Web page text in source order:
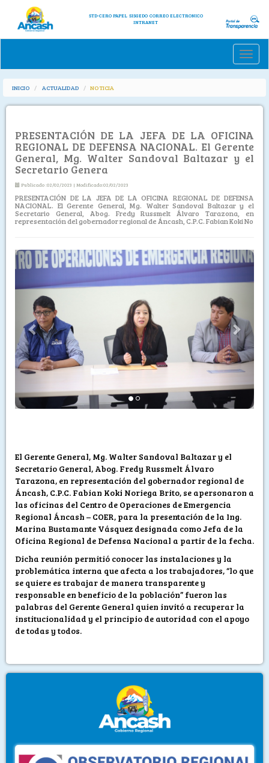
STD-CERO PAPEL SISGEDO CORREO ELECTRONICO
INTRANET
Toggle
INICIO ACTUALIDAD NOTICIA
PRESENTACIÓN DE LA JEFA DE LA OFICINA
REGIONAL DE DEFENSA NACIONAL. El Gerente
General, Mg. Walter Sandoval Baltazar y el
Secretario Genera
Publicado :02/02/2023 | Modificado:02/02/2023
PRESENTACIÓN DE LA JEFA DE LA OFICINA REGIONAL DE DEFENSA
NACIONAL. El Gerente General, Mg. Walter Sandoval Baltazar y el
Secretario General, Abog. Fredy Russmelt Álvaro Tarazona, en
representación del gobernador regional de Áncash, C.P.C. Fabian Koki No
Previous Next
El Gerente General, Mg. Walter Sandoval Baltazar y el
Secretario General, Abog. Fredy Russmelt Álvaro
Tarazona, en representación del gobernador regional de
Áncash, C.P.C. Fabian Koki Noriega Brito, se apersonaron a
las oficinas del Centro de Operaciones de Emergencia
Regional Áncash – COER, para la presentación de la Ing.
Marina Bustamante Vásquez designada como Jefa de la
Oficina Regional de Defensa Nacional a partir de la fecha.
Dicha reunión permitió conocer las instalaciones y la
problemática interna que afecta a los trabajadores, “lo que
se quiere es trabajar de manera transparente y
responsable en beneficio de la población” fueron las
palabras del Gerente General quien invitó a recuperar la
institucionalidad y el principio de autoridad con el apoyo
de todas y todos.